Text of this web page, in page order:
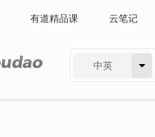
有道精品课 云笔记
中英